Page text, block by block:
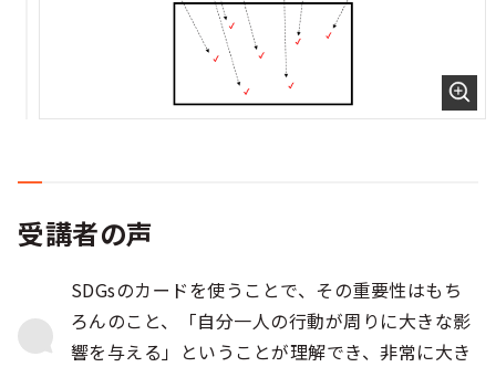
受講者の声
SDGsのカードを使うことで、その重要性はもち
ろんのこと、「自分一人の行動が周りに大きな影
響を与える」ということが理解でき、非常に大き